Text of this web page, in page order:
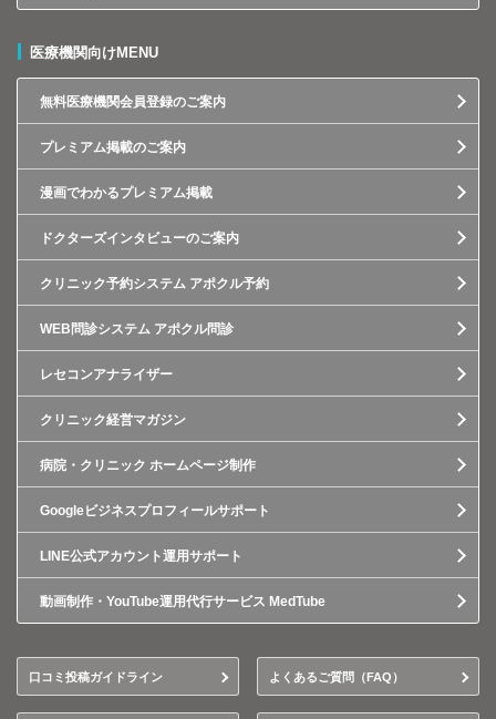
医療機関向けMENU
無料医療機関会員登録のご案内
プレミアム掲載のご案内
漫画でわかるプレミアム掲載
ドクターズインタビューのご案内
クリニック予約システム アポクル予約
WEB問診システム アポクル問診
レセコンアナライザー
クリニック経営マガジン
病院・クリニック ホームページ制作
Googleビジネスプロフィールサポート
LINE公式アカウント運用サポート
動画制作・YouTube運用代行サービス MedTube
口コミ投稿ガイドライン よくあるご質問（FAQ）